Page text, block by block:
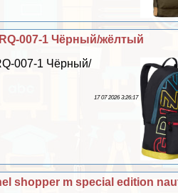
007-1 Чёрный/жёлтый
007-1 Чёрный/
17 07 2026 3:26:17
shopper m special edition